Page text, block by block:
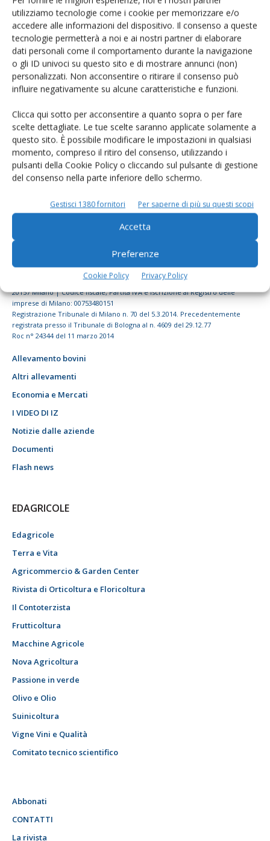
utilizziamo tecnologie come i cookie per memorizzare e/o
accedere alle informazioni del dispositivo. Il consenso a queste
tecnologie permetterà a noi e ai nostri partner di elaborare
dati personali come il comportamento durante la navigazione
o gli ID univoci su questo sito e di mostrare annunci (non)
personalizzati. Non acconsentire o ritirare il consenso può
influire negativamente su alcune caratteristiche e funzioni.
Clicca qui sotto per acconsentire a quanto sopra o per fare
scelte dettagliate. Le tue scelte saranno applicate solamente a
questo sito. È possibile modificare le impostazioni in qualsiasi
momento, compreso il ritiro del consenso, utilizzando i
pulsanti della Cookie Policy o cliccando sul pulsante di gestione
del consenso nella parte inferiore dello schermo.
Gestisci 1380 fornitori Per saperne di più su questi scopi
Accetta
Preferenze
Cookie Policy Privacy Policy
Rimani aggiornato sul mondo
dell’agricoltura
© Tecniche Nuove Spa. Tutti i diritti riservati. Sede legale Via Eritrea 21 -
20157 Milano | Codice fiscale, Partita IVA e Iscrizione al Registro delle
imprese di Milano: 00753480151
Registrazione Tribunale di Milano n. 70 del 5.3.2014. Precedentemente
registrata presso il Tribunale di Bologna al n. 4609 del 29.12.77
Roc n° 24344 del 11 marzo 2014
Allevamento bovini
Altri allevamenti
Economia e Mercati
I VIDEO DI IZ
Notizie dalle aziende
Documenti
Flash news
EDAGRICOLE
Edagricole
Terra e Vita
Agricommercio & Garden Center
Rivista di Orticoltura e Floricoltura
Il Contoterzista
Frutticoltura
Macchine Agricole
Nova Agricoltura
Passione in verde
Olivo e Olio
Suinicoltura
Vigne Vini e Qualità
Comitato tecnico scientifico
Abbonati
CONTATTI
La rivista